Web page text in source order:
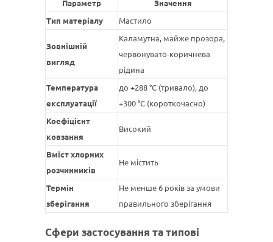
Параметр Значення
Тип матеріалу Мастило
Зовнішній
вигляд
Каламутна, майже прозора,
червонувато-коричнева
рідина
Температура
експлуатації
до +288 °C (тривало), до
+300 °C (короткочасно)
Коефіцієнт
ковзання
Високий
Вміст хлорних
розчинників
Не містить
Термін
зберігання
Не менше 6 років за умови
правильного зберігання
Сфери застосування та типові